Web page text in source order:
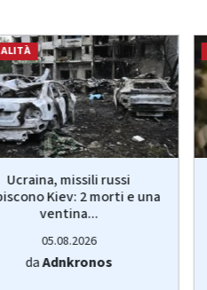
Ucraina, missili russi
Kiev: 2 morti e una
ventina...
05.08.2026
daAdnkronos